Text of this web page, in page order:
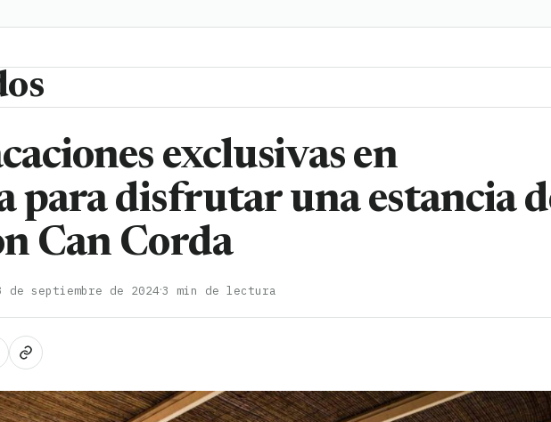
exclusivas en
para disfrutar una estancia
Can Corda
de septiembre de 2024·3 min de lectura